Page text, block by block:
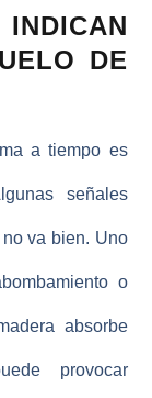
DE
a tiempo es
señales
va bien. Uno
o
absorbe
provocar